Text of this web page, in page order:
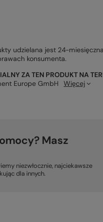
udzielana jest 24-
konsumenta.
ZA TEN PRODUKT NA
Europe GmbH
Więcej
Masz
niezwłocznie, najciekawsze
dla innych.